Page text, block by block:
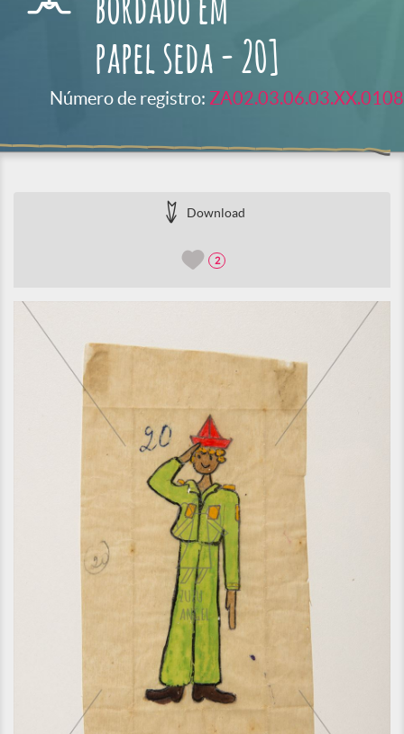
bordado em
papel seda - 20]
Número de registro: ZA02.03.06.03.XX.0108
Download
2